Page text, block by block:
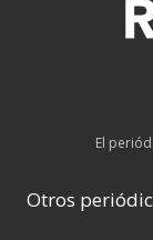
El
Otros